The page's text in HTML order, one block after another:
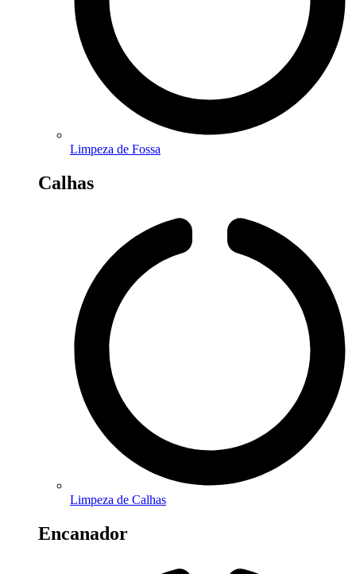
Limpeza de Fossa
Calhas
Limpeza de Calhas
Encanador